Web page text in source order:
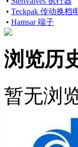
• Teckpak 传动换档
• Hamsar 端子
浏览历
暂无浏